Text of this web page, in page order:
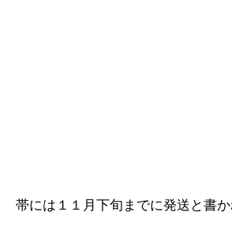
帯には１１月下旬までに発送と書か